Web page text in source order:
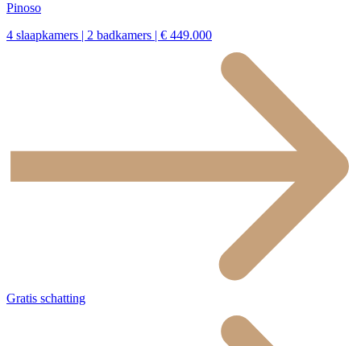
Pinoso
4 slaapkamers | 2 badkamers | € 449.000
Gratis schatting